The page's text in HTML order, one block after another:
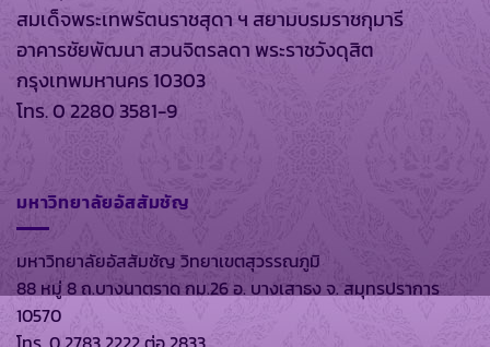
สมเด็จพระเทพรัตนราชสุดา ฯ สยามบรมราชกุมารี
อาคารชัยพัฒนา สวนจิตรลดา พระราชวังดุสิต
กรุงเทพมหานคร 10303
โทร. 0 2280 3581-9
มหาวิทยาลัยอัสสัมชัญ
มหาวิทยาลัยอัสสัมชัญ วิทยาเขตสุวรรณภูมิ
88 หมู่ 8 ถ.บางนาตราด กม.26 อ. บางเสาธง จ. สมุทรปราการ
10570